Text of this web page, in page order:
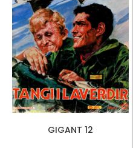
GIGANT 12